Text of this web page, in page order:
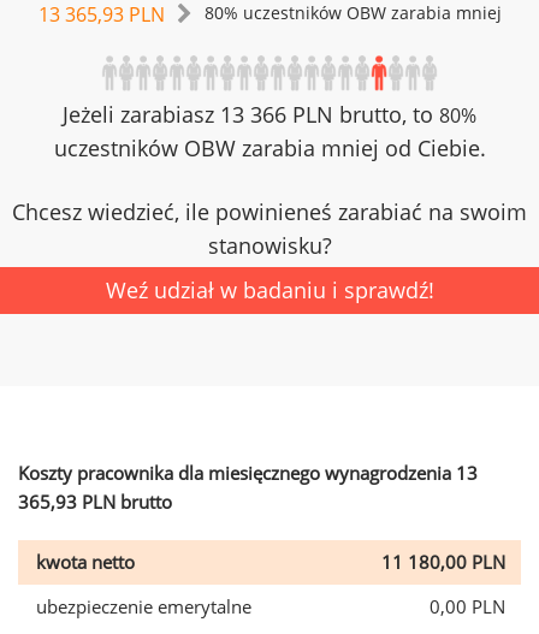
13 365,93 PLN 80% uczestników OBW zarabia mniej
Jeżeli zarabiasz 13 366 PLN brutto, to 80%
uczestników OBW zarabia mniej od Ciebie.
Chcesz wiedzieć, ile powinieneś zarabiać na swoim
stanowisku?
Weź udział w badaniu i sprawdź!
Koszty pracownika dla miesięcznego wynagrodzenia 13
365,93 PLN brutto
kwota netto
11 180,00 PLN
ubezpieczenie emerytalne
0,00 PLN